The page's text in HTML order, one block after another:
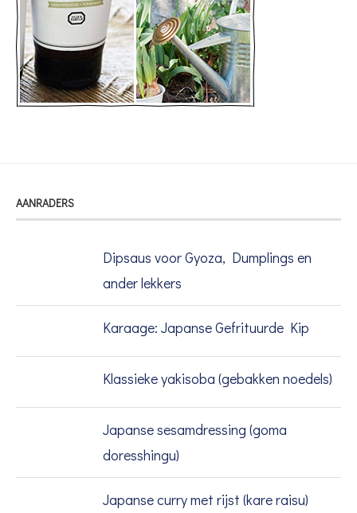
AANRADERS
Dipsaus voor Gyoza, Dumplings en
ander lekkers
Karaage: Japanse Gefrituurde Kip
Klassieke yakisoba (gebakken noedels)
Japanse sesamdressing (goma
doresshingu)
Japanse curry met rijst (kare raisu)